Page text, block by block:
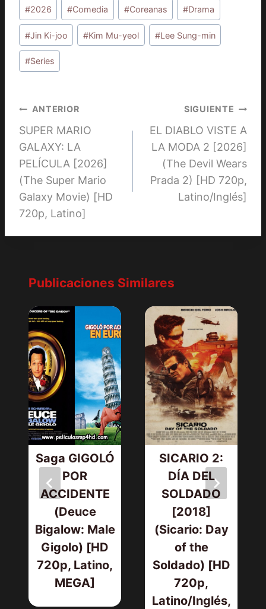
de
la
entrada:
#2026 #Comedia #Coreanas #Drama
#Jin Ki-joo #Kim Mu-yeol #Lee Sung-min
#Series
Navegación
de
entradas
ANTERIOR
SUPER MARIO
GALAXY: LA
PELÍCULA [2026]
(The Super Mario
Galaxy Movie) [HD
720p, Latino]
SIGUIENTE
EL DIABLO VISTE A
LA MODA 2 [2026]
(The Devil Wears
Prada 2) [HD 720p,
Latino/Inglés]
Publicaciones Similares
Saga GIGOLÓ
POR
ACCIDENTE
(Deuce
Bigalow: Male
Gigolo) [HD
720p, Latino,
MEGA]
SICARIO 2:
DÍA DEL
SOLDADO
[2018]
(Sicario: Day
of the
Soldado) [HD
720p,
Latino/Inglés,